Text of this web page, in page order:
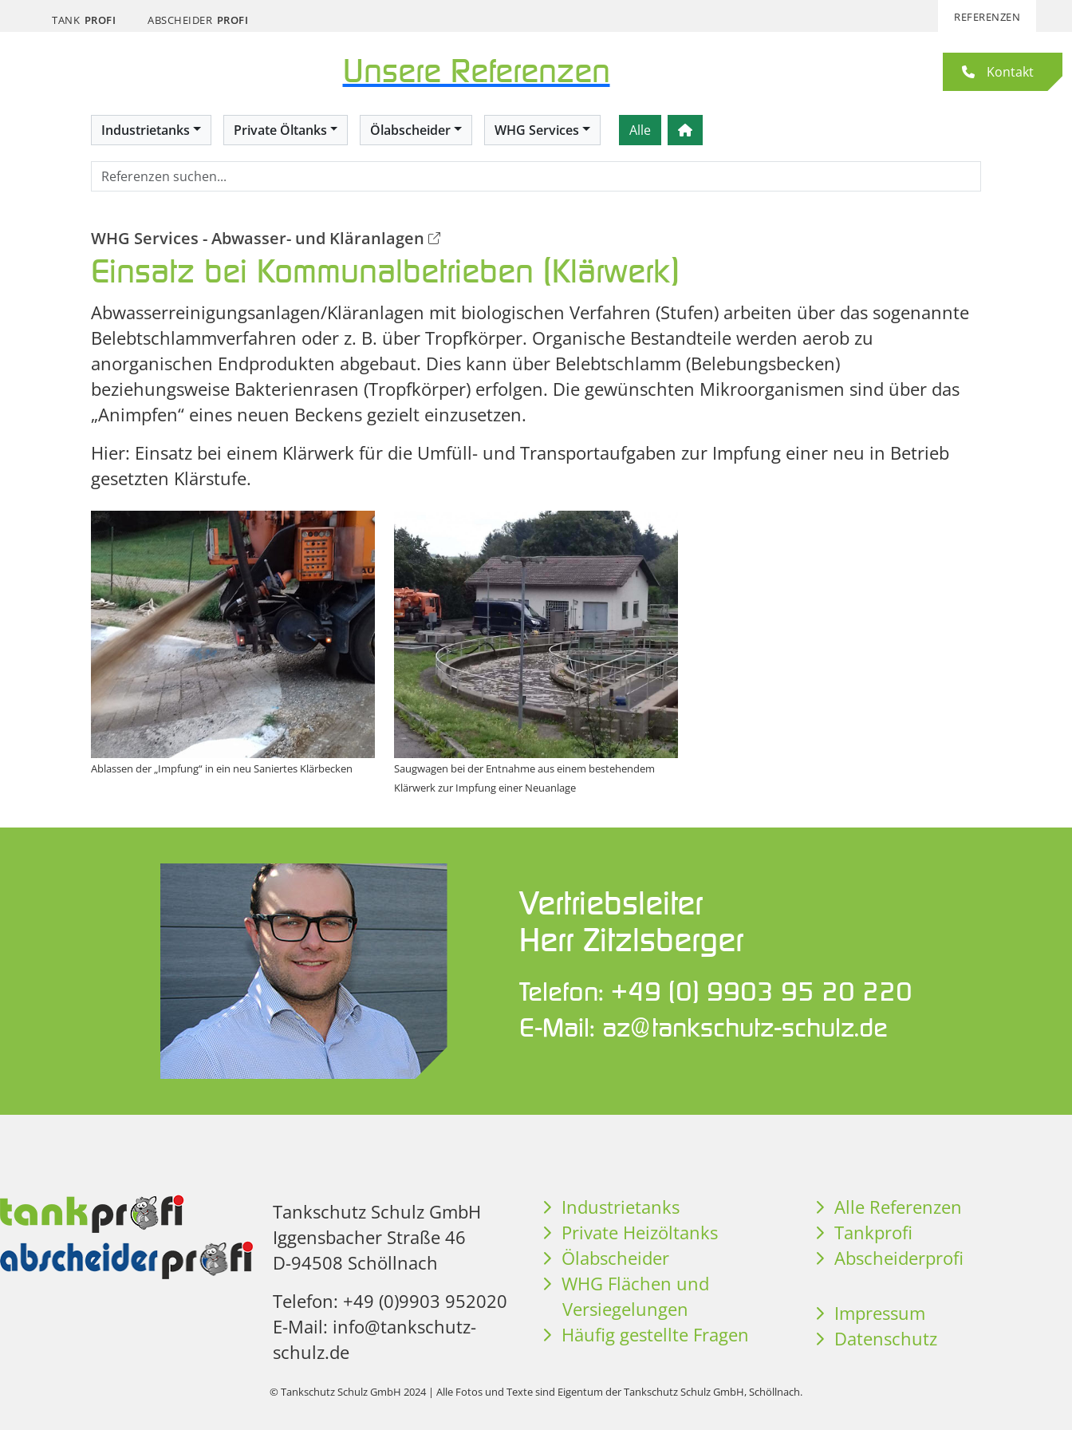
TANK PROFI ABSCHEIDER PROFI REFERENZEN
Unsere Referenzen Kontakt
Industrietanks Private Öltanks Ölabscheider WHG Services Alle
WHG Services - Abwasser- und Kläranlagen
Einsatz bei Kommunalbetrieben (Klärwerk)
Abwasserreinigungsanlagen/Kläranlagen mit biologischen Verfahren (Stufen) arbeiten über das sogenannte
Belebtschlammverfahren oder z. B. über Tropfkörper. Organische Bestandteile werden aerob zu
anorganischen Endprodukten abgebaut. Dies kann über Belebtschlamm (Belebungsbecken)
beziehungsweise Bakterienrasen (Tropfkörper) erfolgen. Die gewünschten Mikroorganismen sind über das
„Animpfen“ eines neuen Beckens gezielt einzusetzen.
Hier: Einsatz bei einem Klärwerk für die Umfüll- und Transportaufgaben zur Impfung einer neu in Betrieb
gesetzten Klärstufe.
Ablassen der „Impfung“ in ein neu Saniertes Klärbecken
Saugwagen bei der Entnahme aus einem bestehendem
Klärwerk zur Impfung einer Neuanlage
Vertriebsleiter
Herr Zitzlsberger
Telefon: +49 (0) 9903 95 20 220
E-Mail: az@tankschutz-schulz.de
Tankschutz Schulz GmbH
Iggensbacher Straße 46
D-94508 Schöllnach
Telefon: +49 (0)9903 952020
E-Mail: info@tankschutz-
schulz.de
Industrietanks
Private Heizöltanks
Ölabscheider
WHG Flächen und
Versiegelungen
Häufig gestellte Fragen
Alle Referenzen
Tankprofi
Abscheiderprofi
Impressum
Datenschutz
© Tankschutz Schulz GmbH 2024 | Alle Fotos und Texte sind Eigentum der Tankschutz Schulz GmbH, Schöllnach.